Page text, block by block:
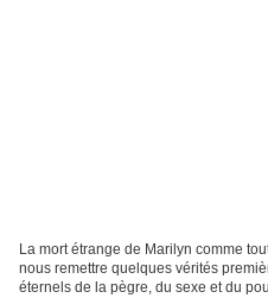
La mort étrange de Marilyn comme
nous remettre quelques vérités
éternels de la pègre, du sexe et du